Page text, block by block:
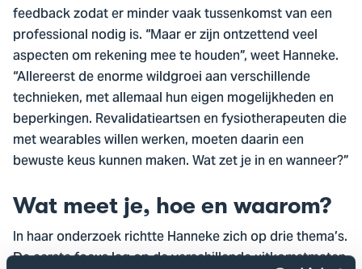
feedback zodat er minder vaak tussenkomst van een
professional nodig is. “Maar er zijn ontzettend veel
aspecten om rekening mee te houden”, weet Hanneke.
“Allereerst de enorme wildgroei aan verschillende
technieken, met allemaal hun eigen mogelijkheden en
beperkingen. Revalidatieartsen en fysiotherapeuten die
met wearables willen werken, moeten daarin een
bewuste keus kunnen maken. Wat zet je in en wanneer?”
Wat meet je, hoe en waarom?
In haar onderzoek richtte Hanneke zich op drie thema’s.
De eerste focus lag op de verschillende uitkomstmaten.